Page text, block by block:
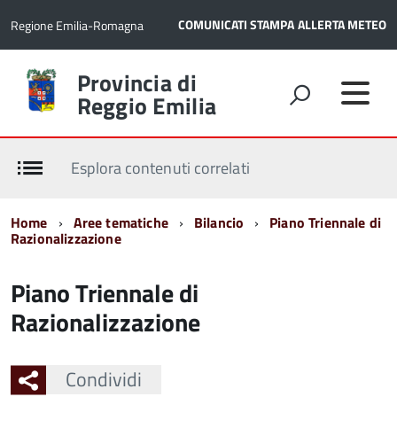
Regione Emilia-Romagna COMUNICATI STAMPAALLERTA METEO
Torna
alla
home
Provincia di
Reggio Emilia
Esplora contenuti correlati
Home Aree tematiche Bilancio Piano Triennale di
Razionalizzazione
Piano Triennale di
Razionalizzazione
Condividi